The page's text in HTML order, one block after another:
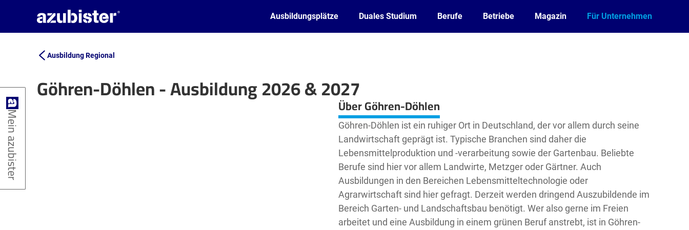
Ausbildungsplätze Duales Studium Berufe Betriebe Magazin Für Unternehmen
Ausbildung Regional
Göhren-Döhlen - Ausbildung 2026 & 2027
Leaflet| © OpenStreetMap2 contributors Über Göhren-Döhlen
Göhren-Döhlen ist ein ruhiger Ort in Deutschland, der vor allem durch seine
Landwirtschaft geprägt ist. Typische Branchen sind daher die
Lebensmittelproduktion und -verarbeitung sowie der Gartenbau. Beliebte
Berufe sind hier vor allem Landwirte, Metzger oder Gärtner. Auch
Ausbildungen in den Bereichen Lebensmitteltechnologie oder
Agrarwirtschaft sind hier gefragt. Derzeit werden dringend Auszubildende im
Bereich Garten- und Landschaftsbau benötigt. Wer also gerne im Freien
arbeitet und eine Ausbildung in einem grünen Beruf anstrebt, ist in Göhren-
Mein azubister